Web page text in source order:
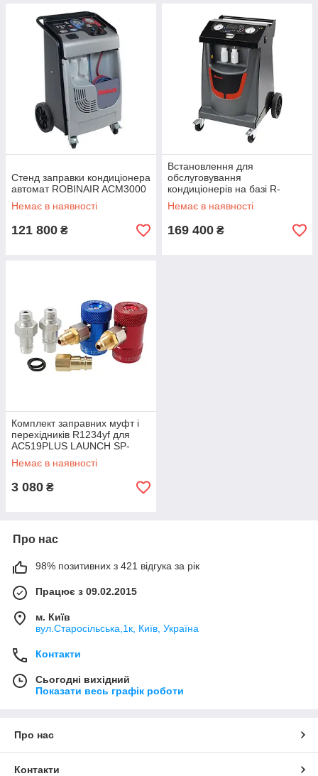
Стенд заправки кондиціонера
автомат ROBINAIR ACM3000
Немає в наявності
121 800 ₴
Встановлення для
обслуговування
кондиціонерів на базі R-
1234YF (автоматичне)
ROBINAIR SP00000157
Немає в наявності
169 400 ₴
Комплект заправних муфт і
перехідників R1234yf для
AC519PLUS LAUNCH SP-
603010130
Немає в наявності
3 080 ₴
Про нас
98% позитивних з 421 відгука за рік
Працює з 09.02.2015
м. Київ
вул.Старосільська,1к, Київ, Україна
Контакти
Сьогодні вихідний
Показати весь графік роботи
Про нас
Контакти